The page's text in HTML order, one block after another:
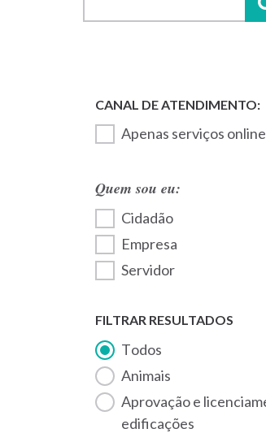
Apenas serviços online
Quem sou eu:
Cidadão
Empresa
Servidor
FILTRAR RESULTADOS
Todos
Animais
Aprovação e licenciamento de
edificações